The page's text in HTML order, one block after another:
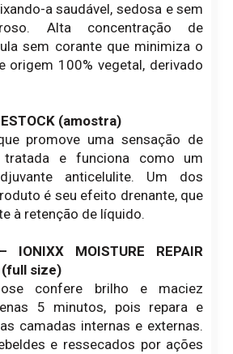
a saudável, sedosa e sem
Alta concentração de
sem corante que minimiza o
origem 100% vegetal, derivado
(amostra)
promove uma sensação de
tratada e funciona como um
anticelulite. Um dos
é seu efeito drenante, que
à retenção de líquido.
IONIXX MOISTURE REPAIR
(full size)
confere brilho e maciez
5 minutos, pois repara e
camadas internas e externas.
e ressecados por ações